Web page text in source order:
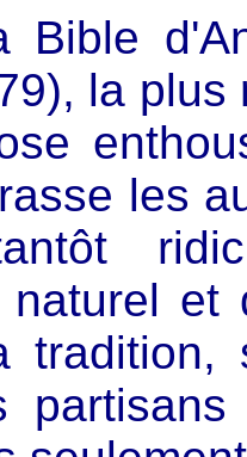
Bible
la
les
et